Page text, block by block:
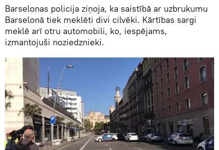
Barselonas policija ziņoja, ka saistībā ar uzbrukumu
Barselonā tiek meklēti divi cilvēki. Kārtības sargi
meklē arī otru automobili, ko, iespējams,
izmantojuši noziedznieki.